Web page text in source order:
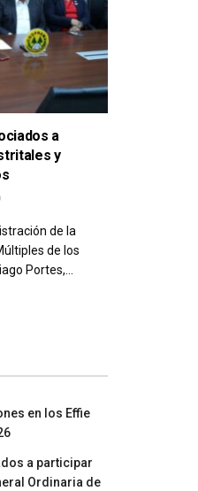
a
y
de la
de los
Portes,...
en los Effie
a participar
Ordinaria de